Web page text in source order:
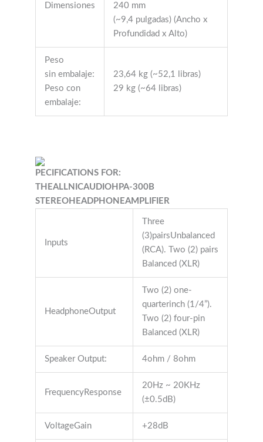
Dimensiones
240 mm
(~9,4 pulgadas) (Ancho x
Profundidad x Alto)
Peso
sin embalaje:
Peso con
embalaje:
23,64 kg (~52,1 libras)
29 kg (~64 libras)
PECIFICATIONS FOR:
THEALLNICAUDIOHPA-300B
STEREOHEADPHONEAMPLIFIER
Inputs
Three
(3)pairsUnbalanced
(RCA). Two (2) pairs
Balanced (XLR)
HeadphoneOutput
Two (2) one-
quarterinch (1/4”).
Two (2) four-pin
Balanced (XLR)
Speaker Output: 4ohm / 8ohm
FrequencyResponse
20Hz ~ 20KHz
(±0.5dB)
VoltageGain +28dB